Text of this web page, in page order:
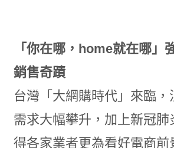
「你在哪，home就在哪」
銷售奇蹟
台灣「大網購時代」來臨，
需求大幅攀升，加上新冠肺
得各家業者更為看好電商前